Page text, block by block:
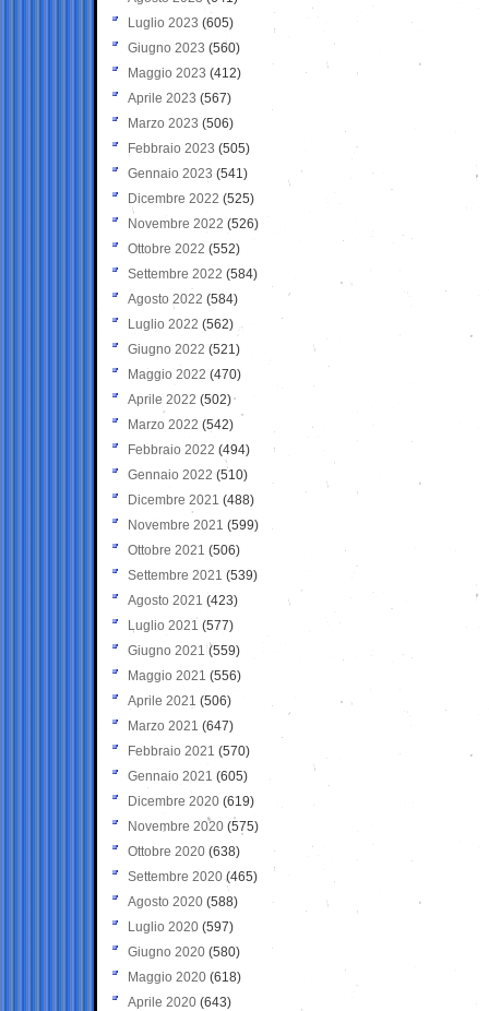
Luglio 2023 (605)
Giugno 2023 (560)
Maggio 2023 (412)
Aprile 2023 (567)
Marzo 2023 (506)
Febbraio 2023 (505)
Gennaio 2023 (541)
Dicembre 2022 (525)
Novembre 2022 (526)
Ottobre 2022 (552)
Settembre 2022 (584)
Agosto 2022 (584)
Luglio 2022 (562)
Giugno 2022 (521)
Maggio 2022 (470)
Aprile 2022 (502)
Marzo 2022 (542)
Febbraio 2022 (494)
Gennaio 2022 (510)
Dicembre 2021 (488)
Novembre 2021 (599)
Ottobre 2021 (506)
Settembre 2021 (539)
Agosto 2021 (423)
Luglio 2021 (577)
Giugno 2021(559)
Maggio 2021 (556)
Aprile 2021 (506)
Marzo 2021 (647)
Febbraio 2021 (570)
Gennaio 2021 (605)
Dicembre 2020 (619)
Novembre 2020 (575)
Ottobre 2020 (638)
Settembre 2020(465)
Agosto 2020 (588)
Luglio 2020 (597)
Giugno 2020 (580)
Maggio 2020 (618)
Aprile 2020 (643)